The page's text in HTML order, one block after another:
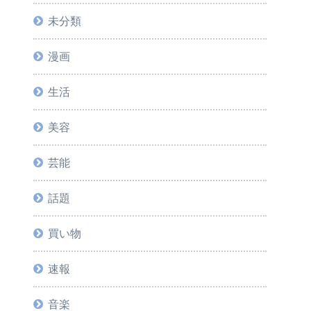
未分類
漫画
生活
美容
芸能
話題
買い物
速報
音楽